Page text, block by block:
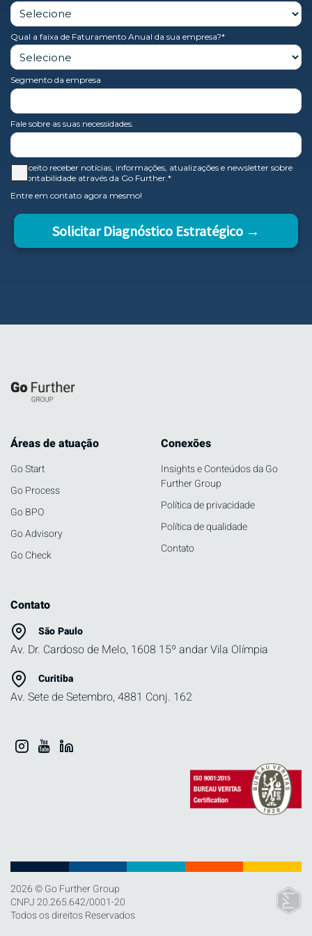
Qual a faixa de Faturamento Anual da sua empresa?*
Segmento da empresa
Fale sobre as suas necessidades.
Aceito receber notícias, informações, atualizações e newsletter sobre
contabilidade através da Go Further.*
Entre em contato agora mesmo!
Solicitar Diagnóstico Estratégico →
Áreas de atuação
Go Start
Go Process
Go BPO
Go Advisory
Go Check
Conexões
Insights e Conteúdos da Go
Further Group
Política de privacidade
Política de qualidade
Contato
Contato
São Paulo
Av. Dr. Cardoso de Melo, 1608 15º andar Vila Olímpia
Curitiba
Av. Sete de Setembro, 4881 Conj. 162
2026 © Go Further Group
CNPJ 20.265.642/0001-20
Todos os direitos Reservados